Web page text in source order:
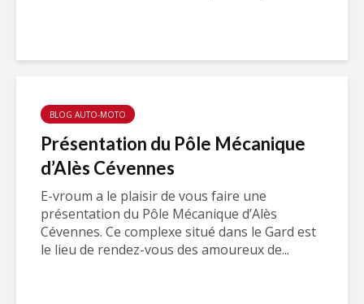
BLOG AUTO-MOTO
Présentation du Pôle Mécanique
d’Alès Cévennes
E-vroum a le plaisir de vous faire une
présentation du Pôle Mécanique d’Alès
Cévennes. Ce complexe situé dans le Gard est
le lieu de rendez-vous des amoureux de...